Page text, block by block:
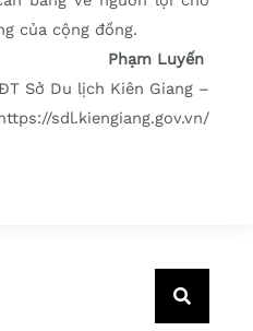
của cộng đồng.
Phạm Luyến
Sở Du lịch Kiên Giang –
sdl.kiengiang.gov.vn/